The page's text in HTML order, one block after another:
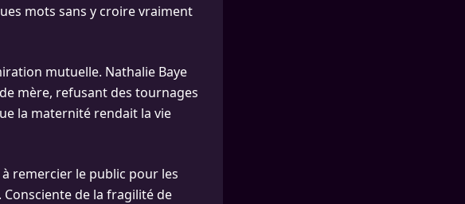
mots sans y croire vraiment
mutuelle. Nathalie Baye
mère, refusant des tournages
la maternité rendait la vie
à remercier le public pour les
de la fragilité de